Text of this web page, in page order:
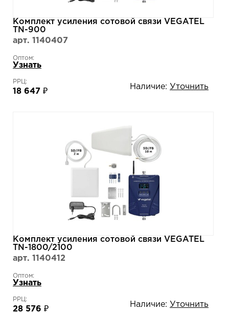
Комплект усиления сотовой связи VEGATEL
TN-900
арт. 1140407
Оптом:
Узнать
РРЦ:
18 647 ₽
Наличие: Уточнить
Комплект усиления сотовой связи VEGATEL
TN-1800/2100
арт. 1140412
Оптом:
Узнать
РРЦ:
28 576 ₽
Наличие: Уточнить